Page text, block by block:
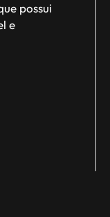
possui
e